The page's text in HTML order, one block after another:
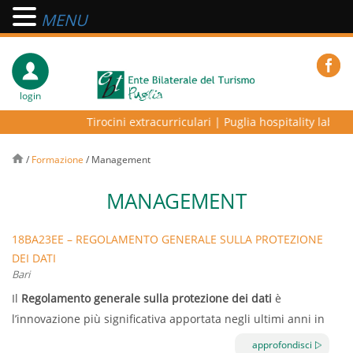
login
Tirocini extracurriculari|Puglia hospitality lab –
/ Formazione / Management
MANAGEMENT
18BA23EE – REGOLAMENTO GENERALE SULLA PROTEZIONE
DEI DATI
Bari
Il Regolamento generale sulla protezione dei dati è
l’innovazione più significativa apportata negli ultimi anni in
materia di protezione dei dati personali, non solo a livello
approfondisci
MENU